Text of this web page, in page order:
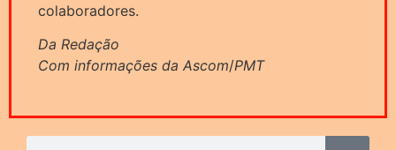
colaboradores.
Da Redação
Com informações da Ascom/PMT